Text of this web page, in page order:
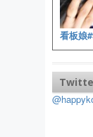
看板娘